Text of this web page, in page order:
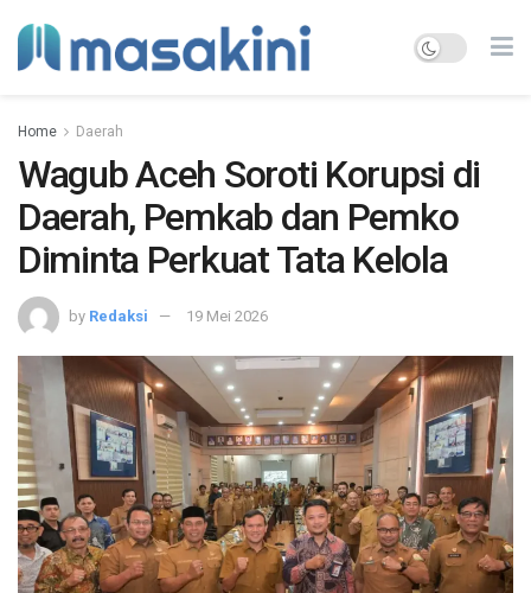
Home Daerah
Wagub Aceh Soroti Korupsi di
Daerah, Pemkab dan Pemko
Diminta Perkuat Tata Kelola
by Redaksi 19 Mei 2026